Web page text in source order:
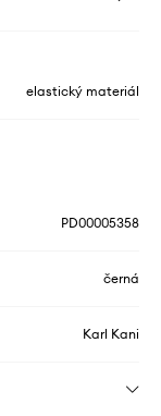
elastický materiál
PD00005358
černá
Karl Kani